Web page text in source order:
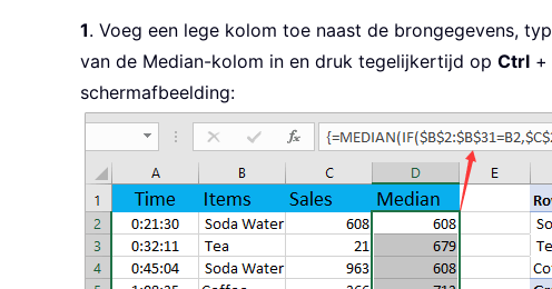
1. Voeg een lege kolom toe naast de brongegevens, typ
van de Median-kolom in en druk tegelijkertijd op Ctrl +
schermafbeelding: